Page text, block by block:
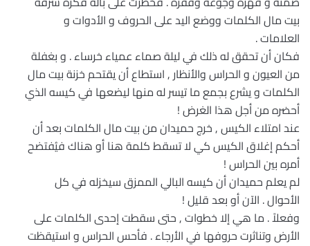
بيت مال الكلمات ووضع اليد على الحروف و الأدوات و
العلامات .
فكان أن تحقق له ذلك في ليلة صماء عمياء خرساء . و بغفلة
من العيون و الحراس والأنظار , استطاع أن يقتحم خزنة بيت مال
الكلمات و يشرع بجمع ما تيسر له منها ليضعها في كيسه الذي
أحضره من أجل هذا الغرض !
عند امتلاء الكيس , خرج حميدان من بيت مال الكلمات بعد أن
أحكم إغلاق الكيس كي لا تسقط كلمة هنا أو هناك فيُفتضح
أمره بين الحراس !
لم يعلم حميدان أن كيسه البالي الممزق سيخزله في كل
الأحوال . الآن أو بعد قليل !
وفعلاً . ما هي إلا خطوات , حتى سقطت إحدى الكلمات على
الأرض وتناثرت حروفها في الأرجاء . فأحس الحراس و استيقظت